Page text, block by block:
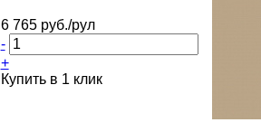
6 765 руб./рул
-
+
Купить в 1 клик